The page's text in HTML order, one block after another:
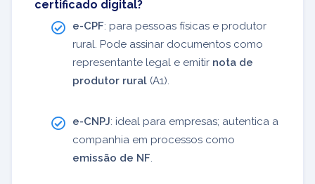
certificado digital?
e-CPF: para pessoas físicas e produtor
rural. Pode assinar documentos como
representante legal e emitir nota de
produtor rural (A1).
e-CNPJ: ideal para empresas; autentica a
companhia em processos como
emissão de NF